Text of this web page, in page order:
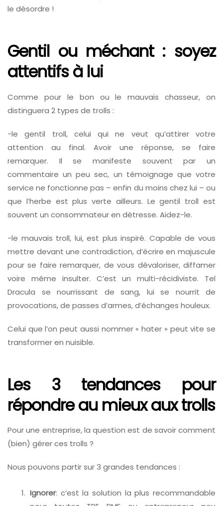
le désordre !
Gentil ou méchant : soyez
attentifs à lui
Comme pour le bon ou le mauvais chasseur, on
distinguera 2 types de trolls :
-le gentil troll, celui qui ne veut qu’attirer votre
attention au final. Avoir une réponse, se faire
remarquer. Il se manifeste souvent par un
commentaire un peu sec, un témoignage que votre
service ne fonctionne pas – enfin du moins chez lui – ou
que l’herbe est plus verte ailleurs. Le gentil troll est
souvent un consommateur en détresse. Aidez-le.
-le mauvais troll, lui, est plus inspiré. Capable de vous
mettre devant une contradiction, d’écrire en majuscule
pour se faire remarquer, de vous dévaloriser, diffamer
voire même insulter. C’est un multi-récidiviste. Tel
Dracula se nourrissant de sang, lui se nourrit de
provocations, de passes d’armes, d’échanges houleux.
Celui que l’on peut aussi nommer « hater » peut vite se
transformer en nuisible.
Les 3 tendances pour
répondre au mieux aux trolls
Pour une entreprise, la question est de savoir comment
(bien) gérer ces trolls ?
Nous pouvons partir sur 3 grandes tendances :
Ignorer: c’est la solution la plus recommandable